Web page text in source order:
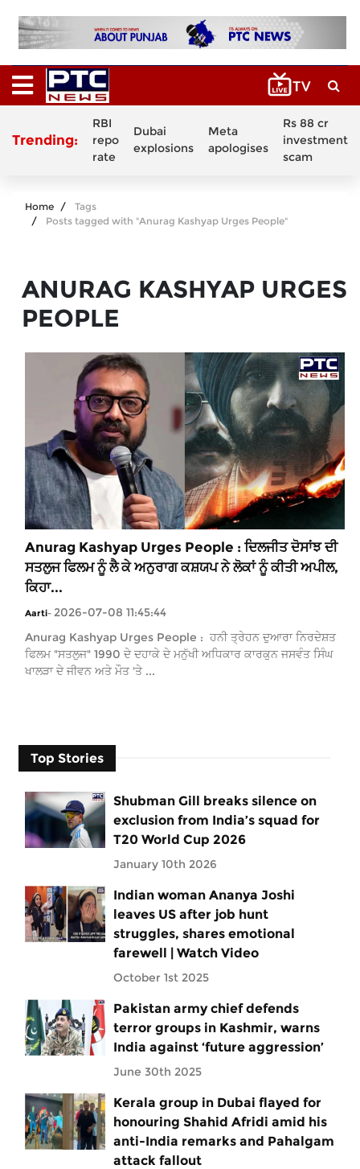
Trending:
RBI
repo
rate
Dubai
explosions
Meta
apologises
Rs 88 cr
investment
scam
Home
Tags
Posts tagged with "Anurag Kashyap Urges People"
ANURAG KASHYAP URGES
PEOPLE
Anurag Kashyap Urges People : ਦਿਲਜੀਤ ਦੋਸਾਂਝ ਦੀ
ਸਤਲੁਜ ਫਿਲਮ ਨੂੰ ਲੈ ਕੇ ਅਨੁਰਾਗ ਕਸ਼ਯਪ ਨੇ ਲੋਕਾਂ ਨੂੰ ਕੀਤੀ ਅਪੀਲ,
ਕਿਹਾ...
Aarti- 2026-07-08 11:45:44
Anurag Kashyap Urges People : ਹਨੀ ਤ੍ਰੇਹਨ ਦੁਆਰਾ ਨਿਰਦੇਸ਼ਤ
ਫਿਲਮ "ਸਤਲੁਜ" 1990 ਦੇ ਦਹਾਕੇ ਦੇ ਮਨੁੱਖੀ ਅਧਿਕਾਰ ਕਾਰਕੁਨ ਜਸਵੰਤ ਸਿੰਘ
ਖਾਲੜਾ ਦੇ ਜੀਵਨ ਅਤੇ ਮੌਤ 'ਤੇ ...
Top Stories
Shubman Gill breaks silence on
exclusion from India’s squad for
T20 World Cup 2026
January 10th 2026
Indian woman Ananya Joshi
leaves US after job hunt
struggles, shares emotional
farewell | Watch Video
October 1st 2025
Pakistan army chief defends
terror groups in Kashmir, warns
India against ‘future aggression’
June 30th 2025
Kerala group in Dubai flayed for
honouring Shahid Afridi amid his
anti-India remarks and Pahalgam
attack fallout